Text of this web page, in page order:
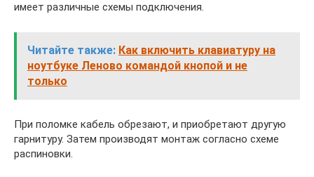
имеет различные схемы подключения.
Читайте также: Как включить клавиатуру на
ноутбуке Леново командой кнопой и не
только
При поломке кабель обрезают, и приобретают другую
гарнитуру. Затем производят монтаж согласно схеме
распиновки.